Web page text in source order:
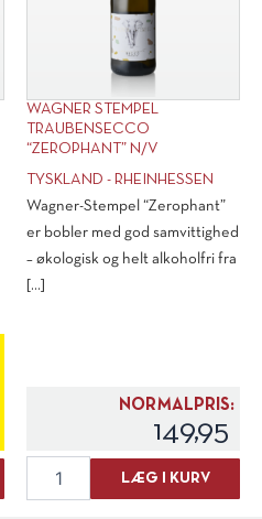
WAGNER STEMPEL
TRAUBENSECCO
“ZEROPHANT” N/V
TYSKLAND - RHEINHESSEN
Wagner-Stempel “Zerophant”
er bobler med god samvittighed
– økologisk og helt alkoholfri fra
[...]
NORMALPRIS:
149,95
Stempel
LÆG I KURV